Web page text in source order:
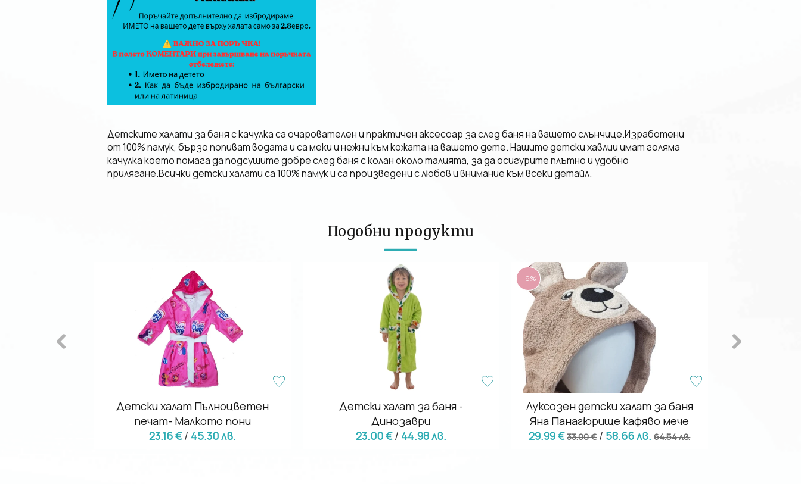
Детските халати за баня с качулка са очарователен и практичен аксесоар за след баня на вашето слънчице.Изработени
от 100% памук, бързо попиват водата и са меки и нежни към кожата на вашето дете. Нашите детски хавлии имат голяма
качулка което помага да подсушите добре след баня с колан около талията, за да осигурите плътно и удобно
прилягане.Всички детски халати са 100% памук и са произведени с любов и внимание към всеки детайл.
Подобни продукти
Детски халат Пълноцветен
печат- Малкото пони
23.16 € / 45.30 лв.
Детски халат за баня -
Динозаври
23.00 € / 44.98 лв.
- 9%
Луксозен детски халат за баня
Яна Панагюрище кафяво мече
29.99 €33.00 € / 58.66 лв. 64.54 лв.